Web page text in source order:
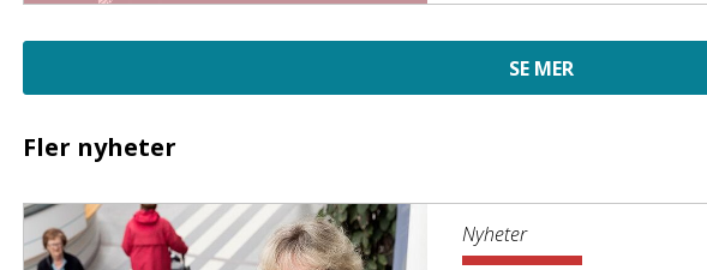
SE MER
Fler nyheter
Nyheter